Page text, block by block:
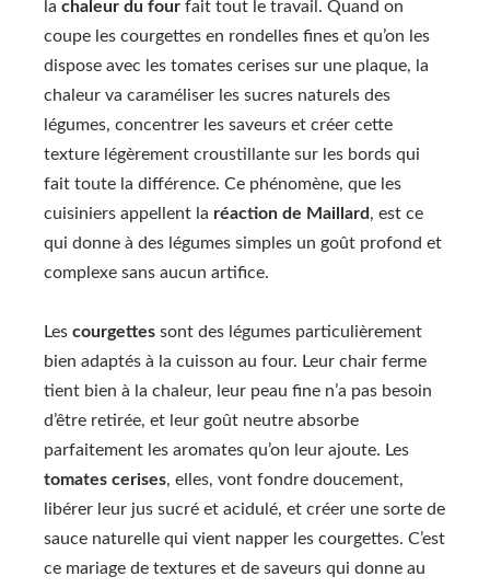
la chaleur du four fait tout le travail. Quand on
coupe les courgettes en rondelles fines et qu’on les
dispose avec les tomates cerises sur une plaque, la
chaleur va caraméliser les sucres naturels des
légumes, concentrer les saveurs et créer cette
texture légèrement croustillante sur les bords qui
fait toute la différence. Ce phénomène, que les
cuisiniers appellent la réaction de Maillard, est ce
qui donne à des légumes simples un goût profond et
complexe sans aucun artifice.
Les courgettes sont des légumes particulièrement
bien adaptés à la cuisson au four. Leur chair ferme
tient bien à la chaleur, leur peau fine n’a pas besoin
d’être retirée, et leur goût neutre absorbe
parfaitement les aromates qu’on leur ajoute. Les
tomates cerises, elles, vont fondre doucement,
libérer leur jus sucré et acidulé, et créer une sorte de
sauce naturelle qui vient napper les courgettes. C’est
ce mariage de textures et de saveurs qui donne au